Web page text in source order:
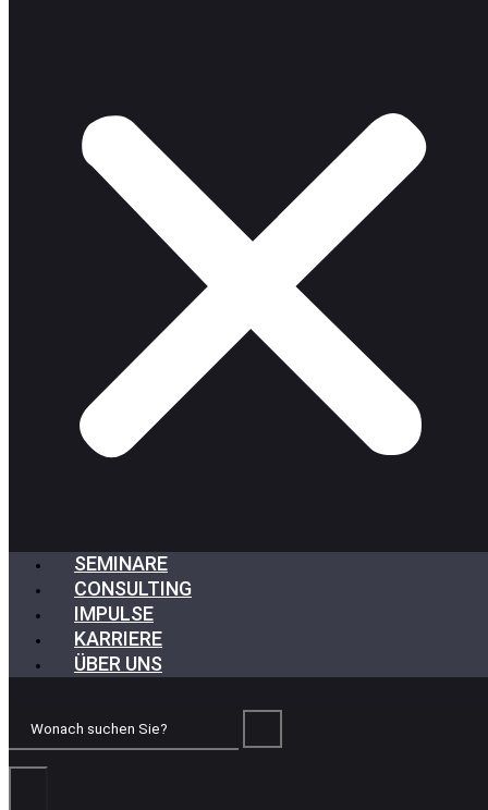
SEMINARE
CONSULTING
IMPULSE
KARRIERE
ÜBER UNS
Wonach
Sie?